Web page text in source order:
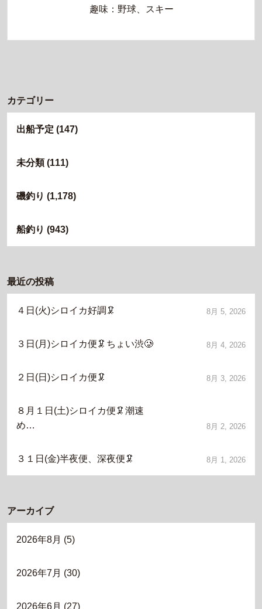
趣味：野球、スキー
カテゴリー
出船予定 (147)
未分類(111)
磯釣り (1,178)
船釣り (943)
最近の投稿
４日(火)シロイカ好調🦑 8月 5, 2026
３日(月)シロイカ便🦑ちょい渋🥲 8月 4, 2026
２日(日)シロイカ便🦑 8月 3, 2026
８月１日(土)シロイカ便🦑潮速
め…
8月 2, 2026
３１日(金)半夜便、深夜便🦑 8月 1, 2026
アーカイブ
2026年8月 (5)
2026年7月 (30)
2026年6月 (27)